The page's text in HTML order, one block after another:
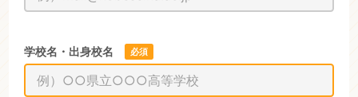
学校名・出身校名 必須